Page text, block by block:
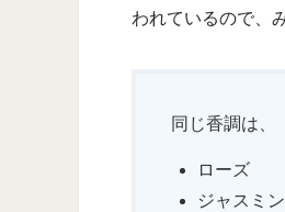
われているので、
同じ香調は、
ローズ
ジャスミン